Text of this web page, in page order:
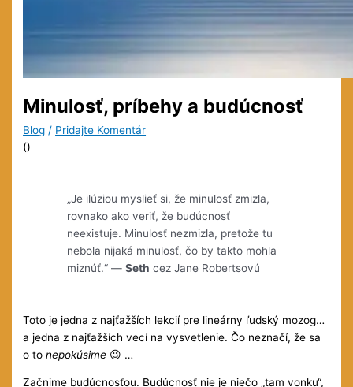
Minulosť, príbehy a budúcnosť
Blog / Pridajte Komentár
()
„Je ilúziou myslieť si, že minulosť zmizla,
rovnako ako veriť, že budúcnosť
neexistuje. Minulosť nezmizla, pretože tu
nebola nijaká minulosť, čo by takto mohla
miznúť.“ —Seth cez Jane Robertsovú
Toto je jedna z najťažších lekcií pre lineárny ľudský mozog…
a jedna z najťažších vecí na vysvetlenie. Čo neznačí, že sa
o tonepokúsime 😉 …
Začnime budúcnosťou. Budúcnosť nie je niečo „tam vonku“,